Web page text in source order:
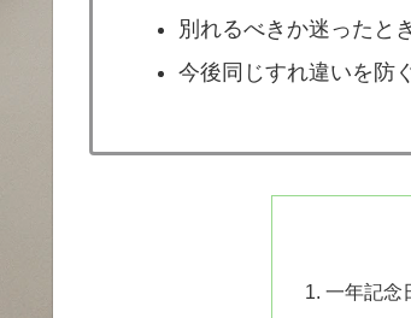
別れるべきか迷ったと
今後同じすれ違いを防
一年記念